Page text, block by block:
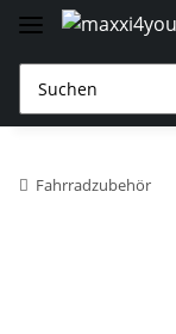
Fahrradzubehör